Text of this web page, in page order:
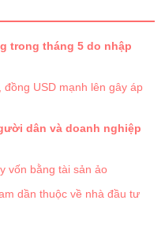
trong tháng 5 do nhập
USD mạnh lên gây áp
dân và doanh nghiệp
vốn bằng tài sản ảo
dần thuộc về nhà đầu tư